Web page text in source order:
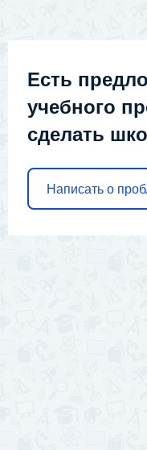
Есть
учебного
сделать
Написать о